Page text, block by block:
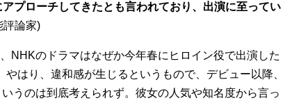
プローチしてきたとも言われており、出演に至ってい
評論家)
NHKのドラマはなぜか今年春にヒロイン役で出演した
やはり、違和感が生じるというもので、デビュー以降、
うのは到底考えられず。彼女の人気や知名度から言っ